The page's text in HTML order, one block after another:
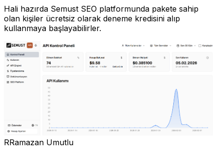
Hali hazırda Semust SEO platformunda pakete sahip
olan kişiler ücretsiz olarak deneme kredisini alıp
kullanmaya başlayabilirler.
RRamazan Umutlu